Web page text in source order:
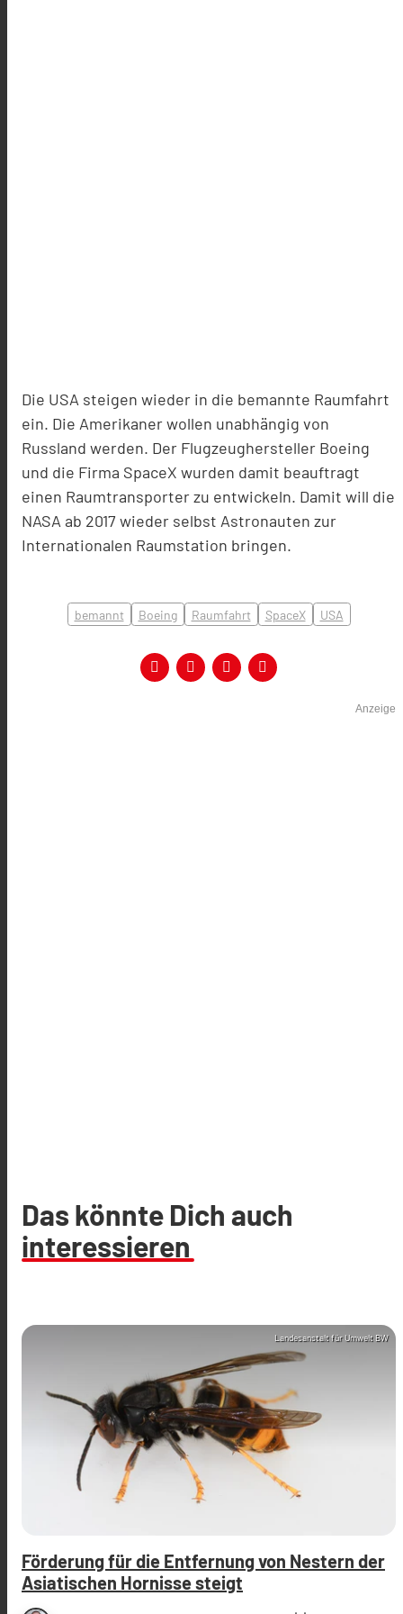
Die USA steigen wieder in die bemannte Raumfahrt
ein. Die Amerikaner wollen unabhängig von
Russland werden. Der Flugzeughersteller Boeing
und die Firma SpaceX wurden damit beauftragt
einen Raumtransporter zu entwickeln. Damit will die
NASA ab 2017 wieder selbst Astronauten zur
Internationalen Raumstation bringen.
bemannt Boeing Raumfahrt SpaceX USA
Anzeige
Das könnte Dich auch
interessieren
Landesanstalt für Umwelt BW
Förderung für die Entfernung von Nestern der
Asiatischen Hornisse steigt